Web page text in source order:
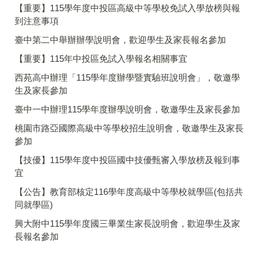
【重要】115學年度中投區高級中等學校免試入學放榜與報
到注意事項
臺中第二中舉辦辦學說明會，歡迎學生及家長報名參加
【重要】115年中投區免試入學報名相關事宜
西苑高中辦理「115學年度辦學暨實驗班說明會」，敬邀學
生及家長參加
臺中一中辦理115學年度辦學說明會，敬邀學生及家長參加
桃園市路亞國際高級中等學校招生說明會，敬邀學生及家長
參加
【技優】115學年度中投區國中技優甄審入學放榜及報到事
宜
【公告】教育部核定116學年度高級中等學校就學區(包括共
同就學區)
興大附中115學年度國三畢業生家長說明會，歡迎學生及家
長報名參加